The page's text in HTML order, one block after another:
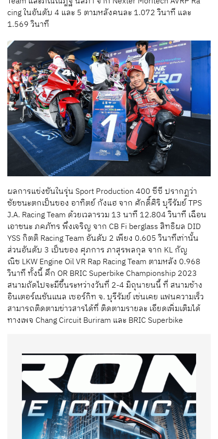
cing ในอันดับ 4 และ 5 ตามหลังคนละ 1.072 วินาที และ
1.569 วินาที
ผลการแข่งขันในรุ่น Sport Production 400 ซีซี ปรากฏว่า
ชัยชนะตกเป็นของ อาทิตย์ กังแฮ จาก ศักดิ์ศิริ บุรีรัมย์ TPS
J.A. Racing Team ด้วยเวลารวม 13 นาที 12.804 วินาที เฉือน
เอาชนะ ภคภัทร พึ่งเจริญ จาก CB Fi berglass สิทธิผล DID
YSS กิตติ Racing Team อันดับ 2 เพียง 0.605 วินาทีเท่านั้น
ส่วนอันดับ 3 เป็นของ ศุภการ ภาสุรพลกุล จาก KL กัญ
ณิช LKW Engine Oil VR Rap Racing Team ตามหลัง 0.968
วินาที ทั้งนี้ ศึก OR BRIC Superbike Championship 2023
สนามถัดไปจะมีขึ้นระหว่างวันที่ 2-4 มิถุนายนนี้ ที่ สนามช้าง
อินเตอร์เนชันแนล เซอร์กิท จ. บุรีรัมย์ เช่นเคย แฟนความเร็ว
สามารถติดตามข่าวสารได้ที่ ติดตามรายละ เอียดเพิ่มเติมได้
ทางเพจ Chang Circuit Buriram และ BRIC Superbike